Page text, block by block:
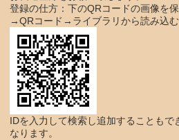
登録の仕方：下のQRコードの画像を
→QRコード→ライブラリから読み込む
IDを入力して検索し追加することもで
なります。